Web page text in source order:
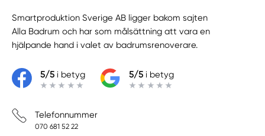
Smartproduktion Sverige AB ligger bakom sajten
Alla Badrum och har som målsättning att vara en
hjälpande hand i valet av badrumsrenoverare.
5/5i betyg 5/5i betyg
Telefonnummer
070 681 52 22